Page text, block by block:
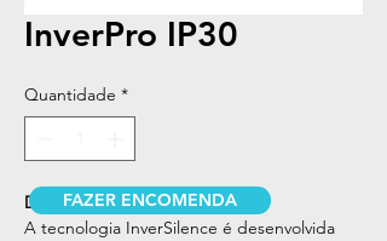
InverPro IP30
Quantidade *
DESCRIÇÃO
A tecnologia InverSilence é desenvolvida
FAZER ENCOMENDA